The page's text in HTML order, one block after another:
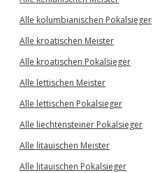
Alle kolumbianischen Pokalsieger
Alle kroatischen Meister
Alle kroatischen Pokalsieger
Alle lettischen Meister
Alle lettischen Pokalsieger
Alle liechtensteiner Pokalsieger
Alle litauischen Meister
Alle litauischen Pokalsieger